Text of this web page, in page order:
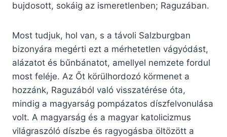
bujdosott, sokáig az ismeretlenben; Raguzában.
Most tudjuk, hol van, s a távoli Salzburgban
bizonyára megérti ezt a mérhetetlen vágyódást,
alázatot és bűnbánatot, amellyel nemzete fordul
most feléje. Az Őt körülhordozó körmenet a
hozzánk, Raguzából való visszatérése óta,
mindig a magyarság pompázatos díszfelvonulása
volt. A magyarság és a magyar katolicizmus
világraszóló díszbe és ragyogásba öltözött a